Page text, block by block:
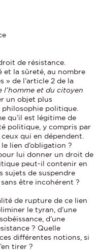
de résistance.
et la sûreté, au nombre
de l’article 2 de la
et du citoyen
un objet plus
politique.
qu’il est légitime de
politique, y compris par
qui en dépendent.
lien d’obligation ?
lui donner un droit de
peut-il contenir en
sujets de suspendre
être incohérent ?
de rupture de ce lien
le tyran, d’une
d’une
? Quelle
différentes notions, si
tirer ?